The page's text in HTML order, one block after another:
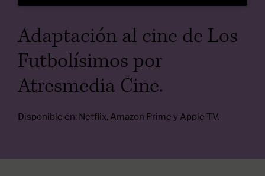
Adaptación al cine de Los
Futbolísimos por
Atresmedia Cine.
Disponible en: Netflix, Amazon Prime y Apple TV.